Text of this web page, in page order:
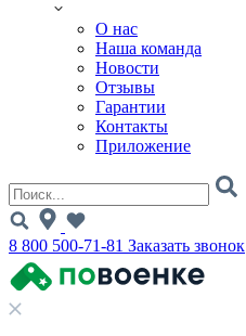
О нас
Наша команда
Новости
Отзывы
Гарантии
Контакты
Приложение
8 800 500-71-81 Заказать звонок